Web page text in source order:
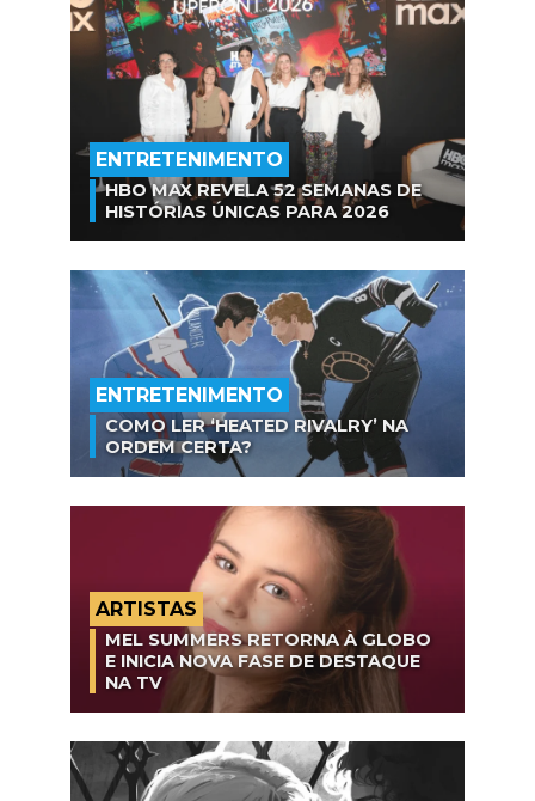
ENTRETENIMENTO
HBO MAX REVELA 52 SEMANAS DE
HISTÓRIAS ÚNICAS PARA 2026
ENTRETENIMENTO
COMO LER ‘HEATED RIVALRY’ NA
ORDEM CERTA?
ARTISTAS
MEL SUMMERS RETORNA À GLOBO
E INICIA NOVA FASE DE DESTAQUE
NA TV